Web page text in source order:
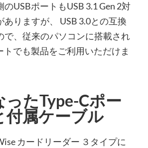
USBポートもUSB 3.1 Gen 2対
ありますが、 USB 3.0との互換
で、従来のパソコンに搭載され
トでも製品をご利用いただけま
ったType-Cポー
付属ケーブル
カードリーダー ３タイプに